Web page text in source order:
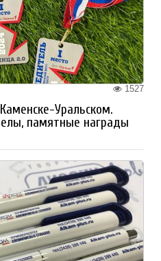
1527
Уральском.
памятные награды